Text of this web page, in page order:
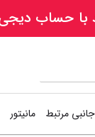
مرتبط مانیتور